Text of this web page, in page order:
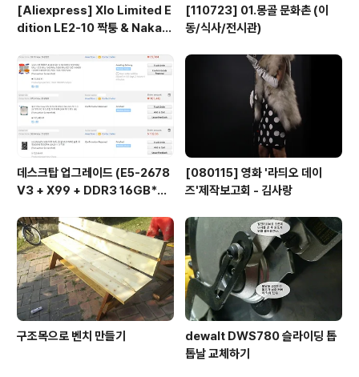
[Aliexpress] Xlo Limited E
dition LE2-10 짝퉁 & Nakam
[110723] 01.몽골 문화촌 (이
동/식사/전시관)
데스크탑 업그레이드 (E5-2678
V3 + X99 + DDR3 16GB*
[080115] 영화 '라듸오 데이
즈'제작보고회 - 김사랑
구조목으로 벤치 만들기
dewalt DWS780 슬라이딩 톱
톱날 교체하기